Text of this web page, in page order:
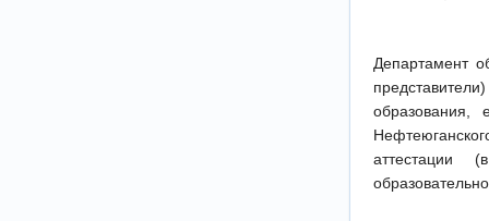
Департамент
образования,
аттестации